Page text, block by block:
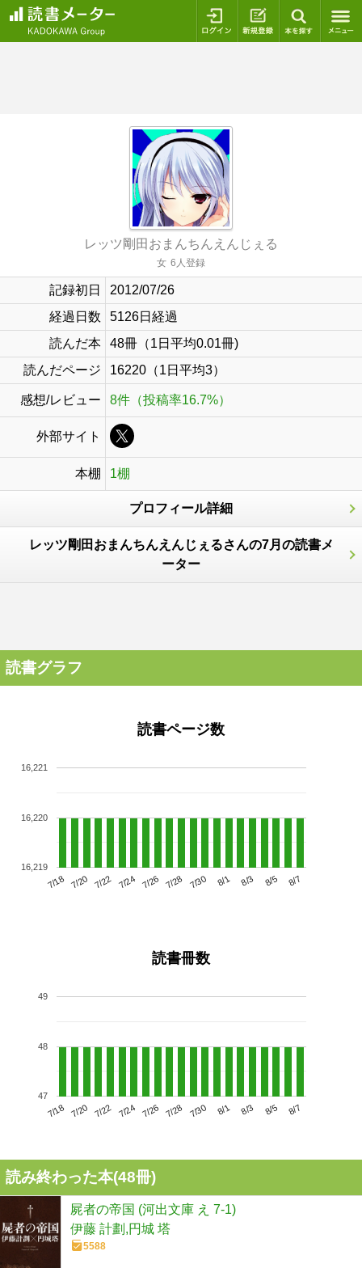
ログイン 新規登録
レッツ剛田おまんちんえんじぇる
女 6人登録
記録初日
2012/07/26
経過日数
5126日経過
読んだ本
48冊（1日平均0.01冊)
読んだページ
16220（1日平均3）
感想/レビュー 8件（投稿率16.7%）
外部サイト
本棚 1棚
プロフィール詳細
レッツ剛田おまんちんえんじぇるさんの7月の読書メ
ーター
読書グラフ
読書ページ数
7/18 7/20 7/22 7/24 7/26 7/28 7/30 8/1 8/3 8/5 8/7
16,219
16,220
16,221
読書冊数
7/18 7/20 7/22 7/24 7/26 7/28 7/30 8/1 8/3 8/5 8/7
47
48
49
読み終わった本(48冊)
屍者の帝国 (河出文庫 え 7-1)
伊藤 計劃,円城 塔
5588